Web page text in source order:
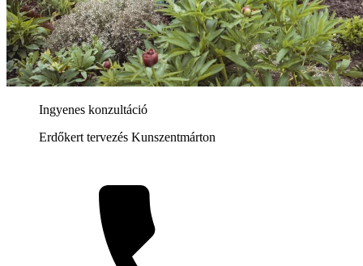
Ingyenes konzultáció
Erdőkert tervezés Kunszentmárton